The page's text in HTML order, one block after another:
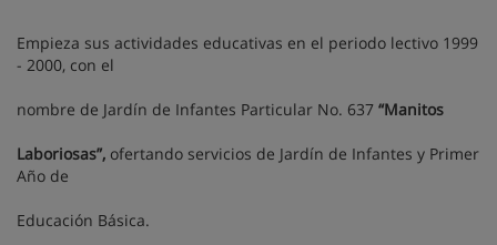
Empieza sus actividades educativas en el periodo lectivo 1999
- 2000, con el
nombre de Jardín de Infantes Particular No. 637 “Manitos
Laboriosas”, ofertando servicios de Jardín de Infantes y Primer
Año de
Educación Básica.